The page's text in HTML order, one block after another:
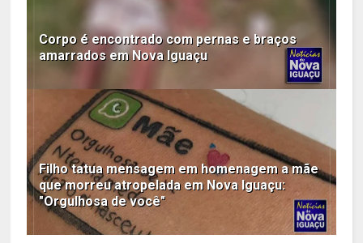
Corpo é encontrado com pernas e braços
amarrados em Nova Iguaçu
Filho tatua mensagem em homenagem a mãe
que morreu atropelada em Nova Iguaçu:
"Orgulhosa de você"